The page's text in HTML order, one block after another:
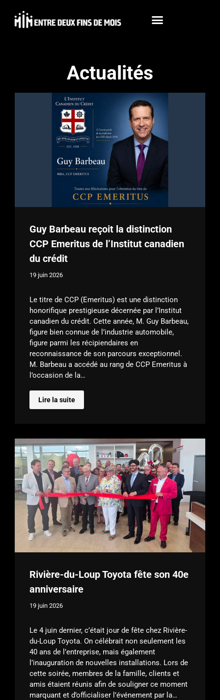
Actualités
Guy Barbeau reçoit la distinction
CCP Emeritus de l’Institut canadien
du crédit
19 juin 2026
Le titre de CCP (Emeritus) est une distinction
honorifique prestigieuse décernée par l’Institut
canadien du crédit. Cette année, M. Guy Barbeau,
figure bien connue de l’industrie automobile,
figure parmi les récipiendaires en
reconnaissance de son parcours exceptionnel.
M. Barbeau a accédé au rang de CCP Emeritus à
l’occasion de la…
Lire la suite
Rivière-du-Loup Toyota fête son 40e
anniversaire
19 juin 2026
Le 4 juin dernier, c’était jour de fête chez Rivière-
du-Loup Toyota. On célébrait non seulement les
40 ans de l’entreprise, mais également
l’inauguration de nouvelles installations. Lors de
cette soirée, membres de la famille, clients et
amis étaient réunis afin de souligner ce moment
marquant et d’officialiser l’événement par la…